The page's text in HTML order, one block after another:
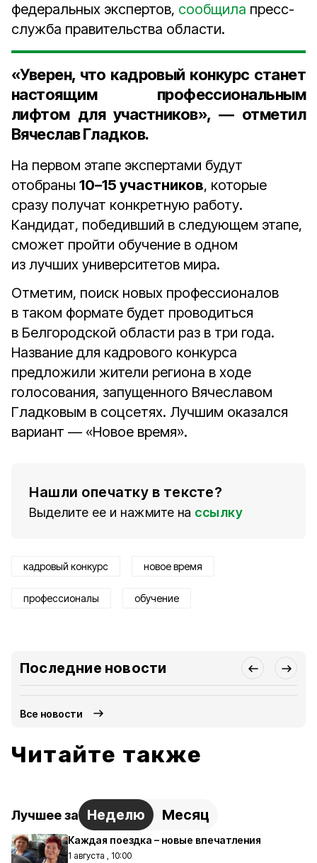
федеральных экспертов, сообщила пресс-
служба правительства области.
«Уверен, что кадровый конкурс станет
настоящим профессиональным
лифтом для участников», — отметил
Вячеслав Гладков.
На первом этапе экспертами будут
отобраны 10–15 участников, которые
сразу получат конкретную работу.
Кандидат, победивший в следующем этапе,
сможет пройти обучение в одном
из лучших университетов мира.
Отметим, поиск новых профессионалов
в таком формате будет проводиться
в Белгородской области раз в три года.
Название для кадрового конкурса
предложили жители региона в ходе
голосования, запущенного Вячеславом
Гладковым в соцсетях. Лучшим оказался
вариант — «Новое время».
Нашли опечатку в тексте?
Выделите ее и нажмите на ссылку
кадровый конкурс новое время
профессионалы обучение
Последние новости
Все новости
Читайте также
Лучшее за Неделю Месяц
Каждая поездка – новые впечатления
1 августа , 10:00